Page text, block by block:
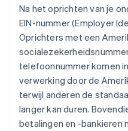
Na het oprichten van je
EIN-nummer (Employer
Oprichters met een
telefoonnummer komen
verwerking door de
terwijl anderen de
langer kan duren.
betalingen en -bankieren